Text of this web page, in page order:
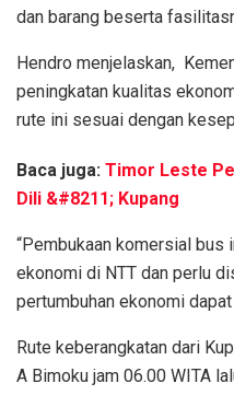
dan barang beserta
Hendro menjelaskan,
peningkatan kualitas
rute ini sesuai dengan
Baca juga: Timor Leste
Dili &#8211; Kupang
“Pembukaan komersial bus
ekonomi di NTT dan perlu
pertumbuhan ekonomi
Rute keberangkatan dari
A Bimoku jam 06.00 WITA